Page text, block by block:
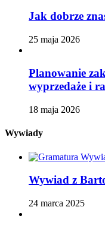
Jak dobrze
25 maja 2026
Planowanie
wyprzedaże i
18 maja 2026
Wywiady
Wywiad z
24 marca 2025